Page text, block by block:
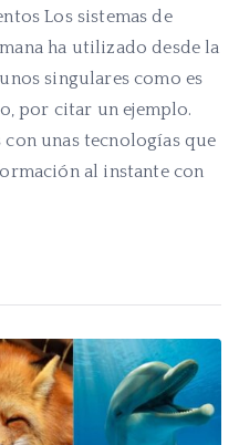
Los sistemas de
ha utilizado desde la
singulares como es
por citar un ejemplo.
unas tecnologías que
al instante con